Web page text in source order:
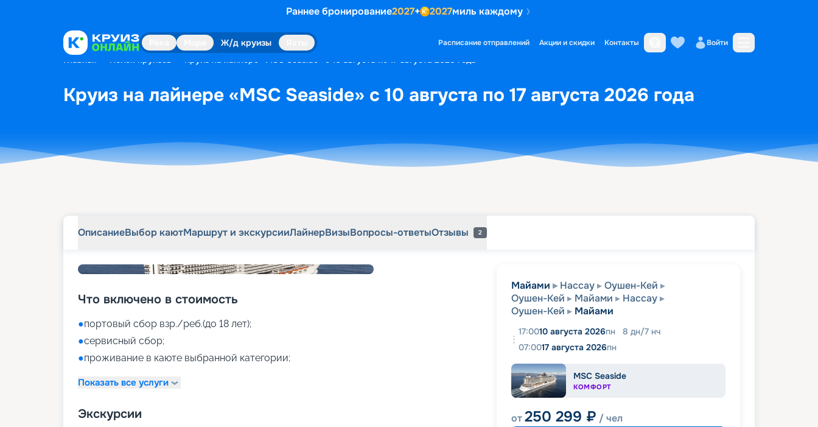
Раннее бронирование2027+ 2027миль каждому
Ж/д круизы Расписание отправлений Акции и скидки Контакты Войти
Главная Поиск круизов Круиз на лайнере «MSC Seaside» с 10 августа по 17 августа 2026 года
Круиз на лайнере «MSC Seaside» с 10 августа по 17 августа 2026 года
ОписаниеВыбор каютМаршрут и экскурсииЛайнерВизыВопросы-ответыОтзывы 2
Что включено в стоимость
●портовый сбор взр./реб.(до 18 лет);
●сервисный сбор;
●проживание в каюте выбранной категории;
Показать все услуги
Экскурсии
Майами Нассау
Оушен-Кей
Оушен-Кей
Майами
Нассау
Оушен-Кей
Майами
17:0010 августа 2026пн 8 дн/7 нч
07:0017 августа 2026пн
MSC Seaside
КОМФОРТ
от250 299 ₽ / чел